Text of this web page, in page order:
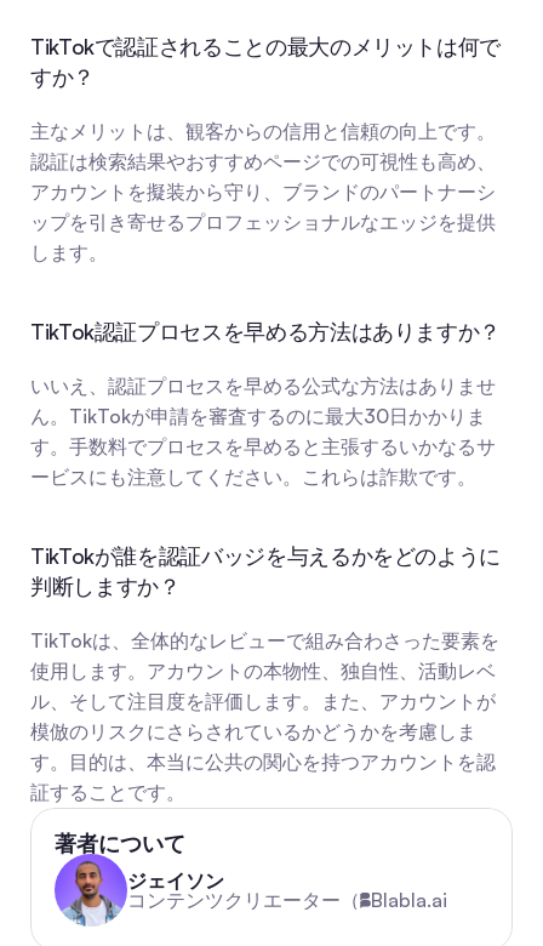
TikTokで認証されることの最大のメリットは何で
すか？
主なメリットは、観客からの信用と信頼の向上です。
認証は検索結果やおすすめページでの可視性も高め、
アカウントを擬装から守り、ブランドのパートナーシ
ップを引き寄せるプロフェッショナルなエッジを提供
します。
TikTok認証プロセスを早める方法はありますか？
いいえ、認証プロセスを早める公式な方法はありませ
ん。TikTokが申請を審査するのに最大30日かかりま
す。手数料でプロセスを早めると主張するいかなるサ
ービスにも注意してください。これらは詐欺です。
TikTokが誰を認証バッジを与えるかをどのように
判断しますか？
TikTokは、全体的なレビューで組み合わさった要素を
使用します。アカウントの本物性、独自性、活動レベ
ル、そして注目度を評価します。また、アカウントが
模倣のリスクにさらされているかどうかを考慮しま
す。目的は、本当に公共の関心を持つアカウントを認
証することです。
著者について
ジェイソン
コンテンツクリエーター（ Blabla.ai